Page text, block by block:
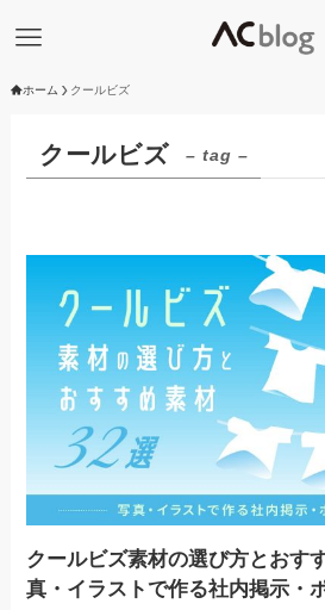
ホーム クールビズ
クールビズ – tag –
クールビズ素材の選び方とおす
真・イラストで作る社内掲示・